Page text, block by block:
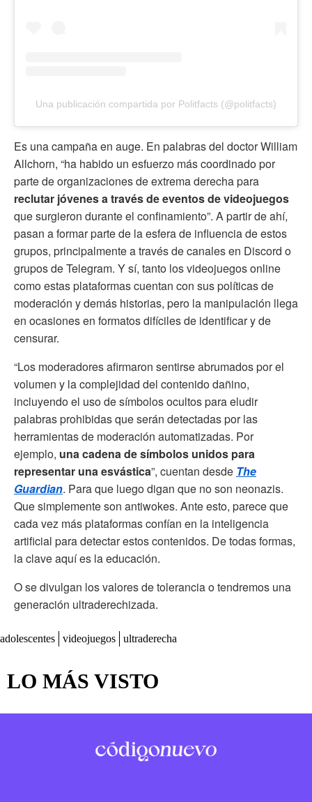
Una publicación compartida por Politfacts (@politfacts)
Es una campaña en auge. En palabras del doctor William
Allchorn, “ha habido un esfuerzo más coordinado por
parte de organizaciones de extrema derecha para
reclutar jóvenes a través de eventos de videojuegos
que surgieron durante el confinamiento”. A partir de ahí,
pasan a formar parte de la esfera de influencia de estos
grupos, principalmente a través de canales en Discord o
grupos de Telegram. Y sí, tanto los videojuegos online
como estas plataformas cuentan con sus políticas de
moderación y demás historias, pero la manipulación llega
en ocasiones en formatos difíciles de identificar y de
censurar.
“Los moderadores afirmaron sentirse abrumados por el
volumen y la complejidad del contenido dañino,
incluyendo el uso de símbolos ocultos para eludir
palabras prohibidas que serán detectadas por las
herramientas de moderación automatizadas. Por
ejemplo, una cadena de símbolos unidos para
representar una esvástica”, cuentan desde The
Guardian. Para que luego digan que no son neonazis.
Que simplemente son antiwokes. Ante esto, parece que
cada vez más plataformas confían en la inteligencia
artificial para detectar estos contenidos. De todas formas,
la clave aquí es la educación.
O se divulgan los valores de tolerancia o tendremos una
generación ultraderechizada.
adolescentes videojuegos ultraderecha
LO MÁS VISTO